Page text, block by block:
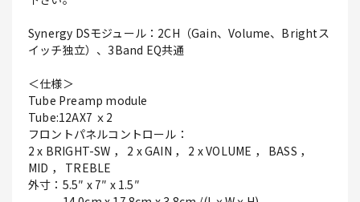
Synergy DSモジュール：2CH（Gain、Volume、Brightス
イッチ独立）、3Band EQ共通
＜仕様＞
Tube Preamp module
Tube:12AX7 ｘ2
フロントパネルコントロール：
2 x BRIGHT-SW ， 2 x GAIN ， 2 x VOLUME ， BASS ，
MID ， TREBLE
外寸：5.5″ x 7″ x 1.5″